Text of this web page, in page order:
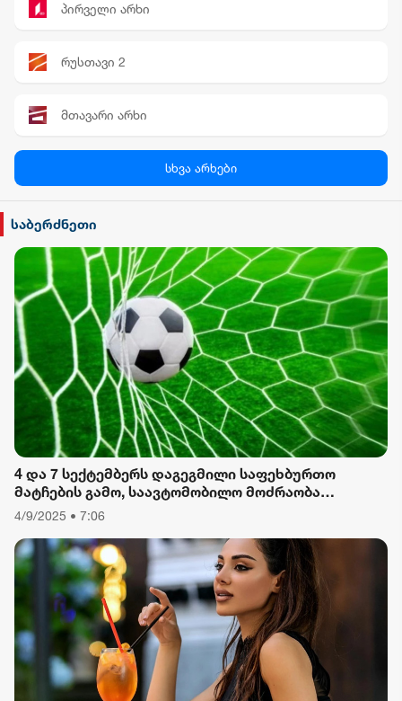
პირველი არხი
რუსთავი 2
მთავარი არხი
სილქ უნივერსალი
TV პირველი
ფორმულა
რიონი
სხვა არხები
საბერძნეთი
4 და 7 სექტემბერს დაგეგმილი საფეხბურთო
მატჩების გამო, საავტომობილო მოძრაობა
შეიზღუდება
4/9/2025 • 7:06